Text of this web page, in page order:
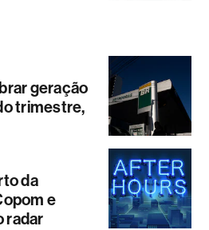
geração
trimestre,
da
e
radar